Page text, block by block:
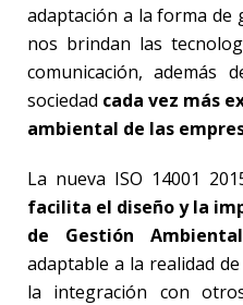
adaptación a la forma de
nos brindan las
comunicación, además
sociedad cada vez más
ambiental de las
La nueva ISO 14001
facilita el diseño y la
de Gestión Ambiental
adaptable a la realidad
la integración con